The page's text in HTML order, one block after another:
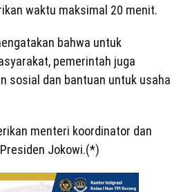
waktu maksimal 20 menit.
bahwa untuk
pemerintah juga
sosial dan bantuan untuk usaha
menteri koordinator dan
Jokowi.(*)